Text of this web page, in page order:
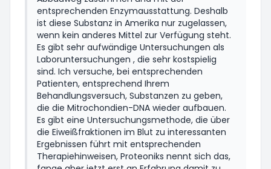
entsprechenden Enzymausstattung. Deshalb
ist diese Substanz in Amerika nur zugelassen,
wenn kein anderes Mittel zur Verfügung steht.
Es gibt sehr aufwändige Untersuchungen als
Laboruntersuchungen , die sehr kostspielig
sind. Ich versuche, bei entsprechenden
Patienten, entsprechend Ihrem
Behandlungsversuch, Substanzen zu geben,
die die Mitrochondien-DNA wieder aufbauen.
Es gibt eine Untersuchungsmethode, die über
die Eiweißfraktionen im Blut zu interessanten
Ergebnissen führt mit entsprechenden
Therapiehinweisen, Proteoniks nennt sich das,